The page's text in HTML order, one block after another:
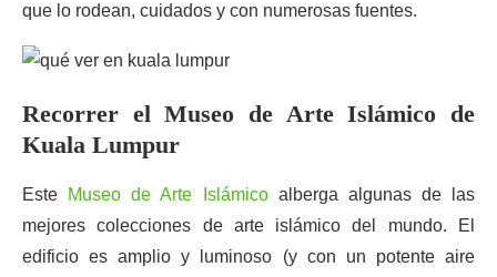
que lo rodean, cuidados y con numerosas fuentes.
Recorrer el Museo de Arte Islámico de
Kuala Lumpur
Este Museo de Arte Islámicoalberga algunas de las
mejores colecciones de arte islámico del mundo. El
edificio es amplio y luminoso (y con un potente aire